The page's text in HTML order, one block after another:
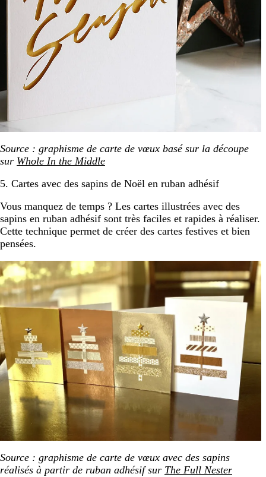
Source : graphisme de carte de vœux basé sur la découpe
sur Whole In the Middle
5. Cartes avec des sapins de Noël en ruban adhésif
Vous manquez de temps ? Les cartes illustrées avec des
sapins en ruban adhésif sont très faciles et rapides à réaliser.
Cette technique permet de créer des cartes festives et bien
pensées.
Source : graphisme de carte de vœux avec des sapins
réalisés à partir de ruban adhésif sur The Full Nester